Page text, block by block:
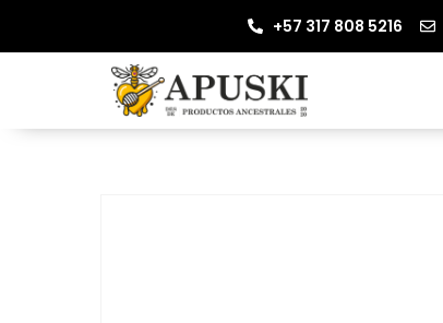
+57 317 808 5216